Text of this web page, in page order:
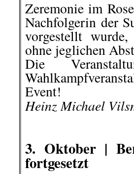
Der Krieg im
Städte in
Karabach
anderen Seite.
Woche eine
Karabach und
eingenommener
die
»beispiellosen